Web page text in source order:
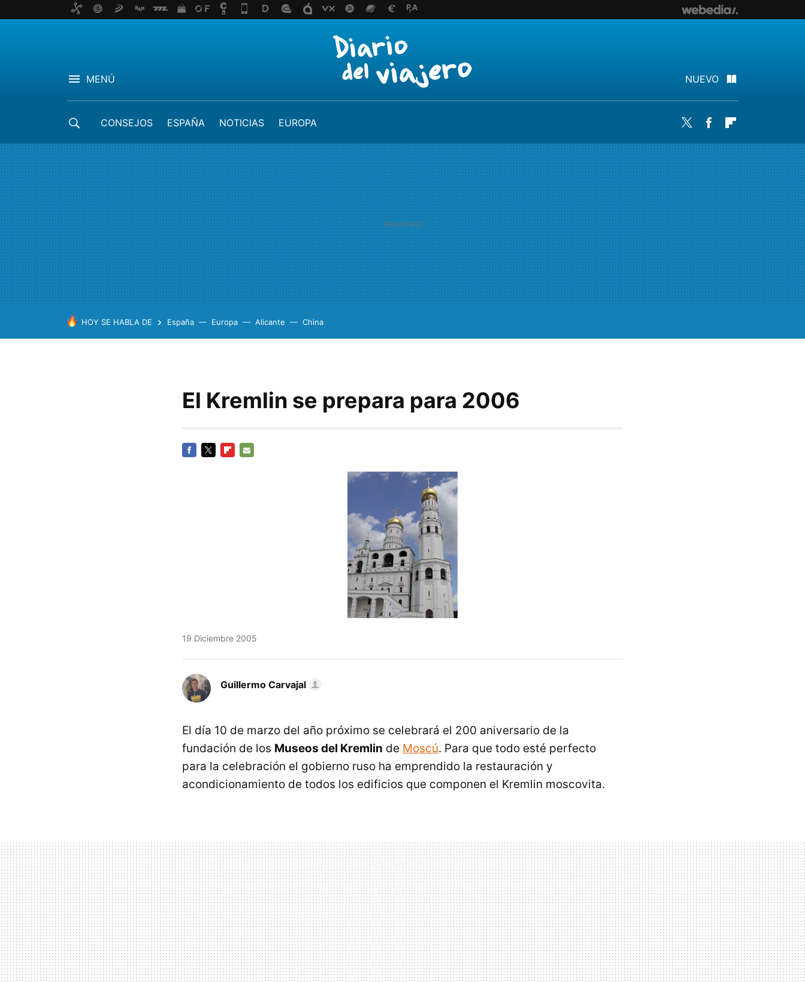
MENÚ NUEVO
CONSEJOS ESPAÑA NOTICIAS EUROPA Twitter Facebook
HOY SE HABLA DE España Europa Alicante China
El Kremlin se prepara para 2006
19 Diciembre 2005
Guillermo Carvajal
El día 10 de marzo del año próximo se celebrará el 200 aniversario de la
fundación de los Museos del Kremlin de Moscú. Para que todo esté perfecto
para la celebración el gobierno ruso ha emprendido la restauración y
acondicionamiento de todos los edificios que componen el Kremlin moscovita.